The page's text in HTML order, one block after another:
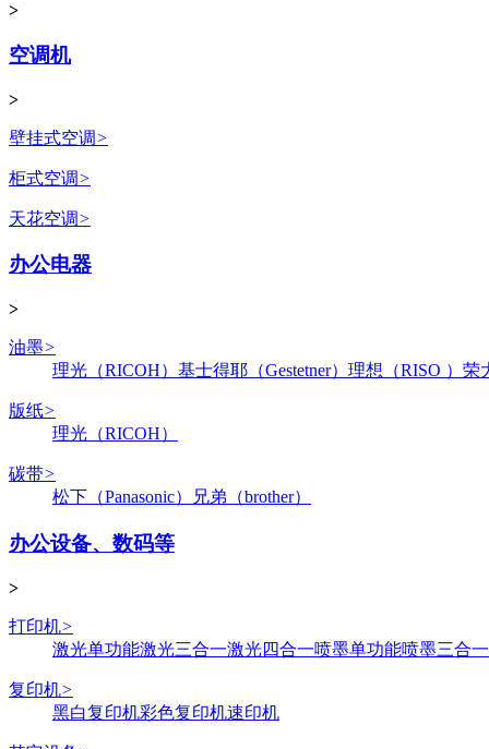
>
空调机
>
壁挂式空调>
柜式空调>
天花空调>
办公电器
>
油墨>
理光（RICOH） 基士得耶（Gestetner） 理想（RISO ） 荣
版纸>
理光（RICOH）
碳带>
松下（Panasonic）
兄弟（brother）
办公设备、数码等
>
打印机>
激光单功能激光三合一激光四合一喷墨单功能喷墨三合一
复印机>
黑白复印机彩色复印机速印机